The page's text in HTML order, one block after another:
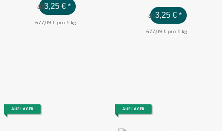
ab3,25 €*
677,09 € pro 1 kg
ab3,25 €*
677,09 € pro 1 kg
AUF LAGER AUF LAGER